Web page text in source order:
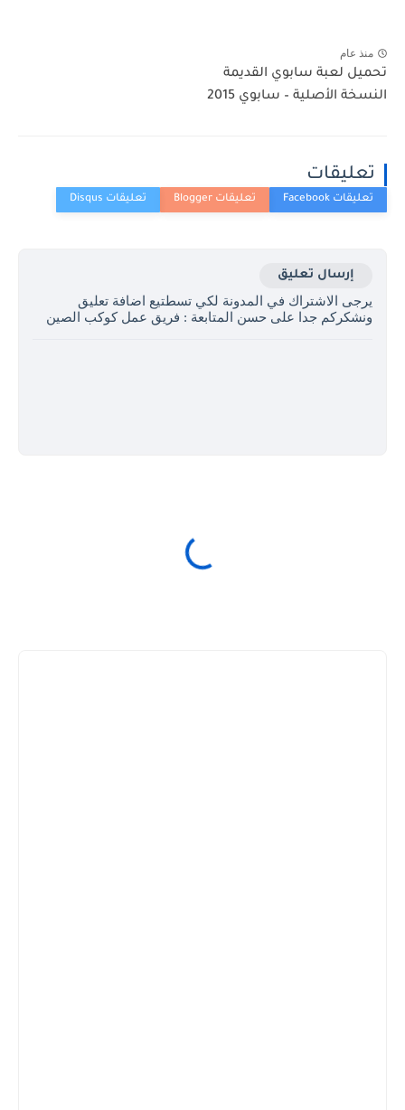
منذ عام
تحميل لعبة سابوي القديمة
النسخة الأصلية – سابوي 2015
تعليقات
إرسال تعليق
يرجى الاشتراك في المدونة لكي تسطتيع اضافة تعليق
ونشكركم جدا على حسن المتابعة : فريق عمل كوكب الصين